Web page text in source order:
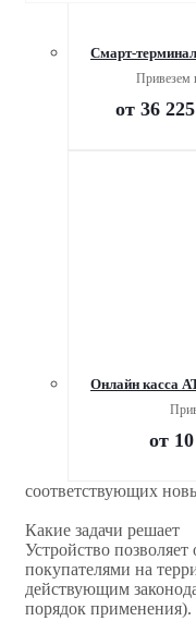
Смарт-
Привезем
от 36
от
соответствующих
Какие задачи решает
Устройство позволяет
покупателями на
действующим
порядок применения).